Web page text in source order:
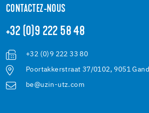
CONTACTEZ-NOUS
+32 (0)9 222 58 48
+32 (0)9 222 33 80
Poortakkerstraat 37/0102, 9051 Gand
be@uzin-utz.com